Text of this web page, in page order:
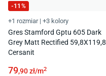
-11 %
+1 rozmiar | +3 kolory
Gres Stamford Gptu 605 Dark
Grey Matt Rectified 59,8X119,8
Cersanit
79,90zł/m2